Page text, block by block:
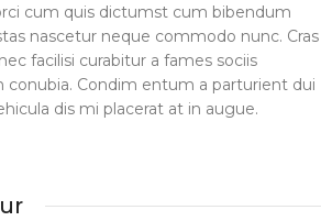
cum quis dictumst cum bibendum
nascetur neque commodo nunc. Cras
facilisi curabitur a fames sociis
conubia. Condim entum a parturient dui
dis mi placerat at in augue.